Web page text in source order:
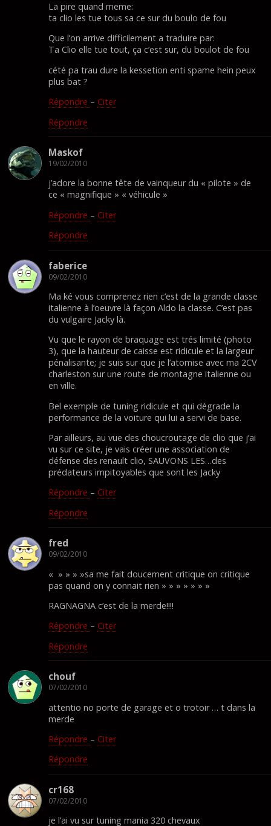
La pire quand meme:
ta clio les tue tous sa ce sur du boulo de fou
Que l’on arrive difficilement a traduire par:
Ta Clio elle tue tout, ça c’est sur, du boulot de fou
cété pa trau dure la kessetion enti spame hein peux
plus bat ?
Répondre – Citer
Répondre
Maskof
19/02/2010
j’adore la bonne tête de vainqueur du « pilote » de
ce « magnifique » « véhicule »
Répondre – Citer
Répondre
faberice
09/02/2010
Ma ké vous comprenez rien c’est de la grande classe
italienne à l’oeuvre là façon Aldo la classe. C’est pas
du vulgaire Jacky là.
Vu que le rayon de braquage est trés limité (photo
3), que la hauteur de caisse est ridicule et la largeur
pénalisante; je suis sur que je l’atomise avec ma 2CV
charleston sur une route de montagne italienne ou
en ville.
Bel exemple de tuning ridicule et qui dégrade la
performance de la voiture qui lui a servi de base.
Par ailleurs, au vue des choucroutage de clio que j’ai
vu sur ce site, je vais créer une association de
défense des renault clio, SAUVONS LES…des
prédateurs impitoyables que sont les Jacky
Répondre – Citer
Répondre
fred
09/02/2010
« » » » »sa me fait doucement critique on critique
pas quand on y connait rien » » » » » » »
RAGNAGNA c’est de la merde!!!!
Répondre – Citer
Répondre
chouf
07/02/2010
attentio no porte de garage et o trotoir … t dans la
merde
Répondre – Citer
Répondre
cr168
07/02/2010
je l’ai vu sur tuning mania 320 chevaux